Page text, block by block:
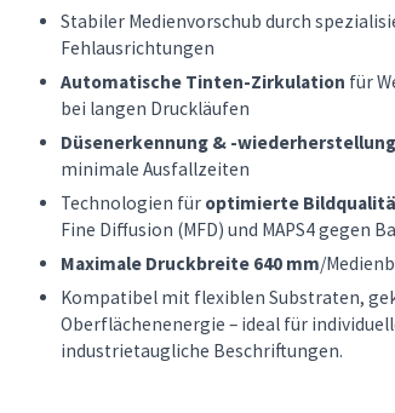
Stabiler Medienvorschub durch
Fehlausrichtungen
Automatische Tinten-Zirkulation für
bei langen Druckläufen
Düsenerkennung & -wiederherstellung
minimale Ausfallzeiten
Technologien für optimierte
Fine Diffusion (MFD) und MAPS4 gegen
Maximale Druckbreite 640 mm/
Kompatibel mit flexiblen Substraten,
Oberflächenenergie – ideal für
industrietaugliche Beschriftungen.